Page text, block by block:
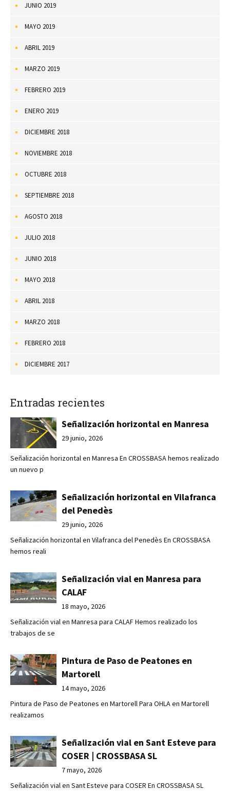
JUNIO 2019
MAYO 2019
ABRIL 2019
MARZO 2019
FEBRERO 2019
ENERO 2019
DICIEMBRE 2018
NOVIEMBRE 2018
OCTUBRE 2018
SEPTIEMBRE 2018
AGOSTO 2018
JULIO 2018
JUNIO 2018
MAYO 2018
ABRIL 2018
MARZO 2018
FEBRERO 2018
DICIEMBRE 2017
Entradas recientes
Señalización horizontal en Manresa
29 junio, 2026
Señalización horizontal en Manresa En CROSSBASA hemos realizado
un nuevo p
Señalización horizontal en Vilafranca
del Penedès
29 junio, 2026
Señalización horizontal en Vilafranca del Penedès En CROSSBASA
hemos reali
Señalización vial en Manresa para
CALAF
18 mayo, 2026
Señalización vial en Manresa para CALAF Hemos realizado los
trabajos de se
Pintura de Paso de Peatones en
Martorell
14 mayo, 2026
Pintura de Paso de Peatones en Martorell Para OHLA en Martorell
realizamos
Señalización vial en Sant Esteve para
COSER | CROSSBASA SL
7 mayo, 2026
Señalización vial en Sant Esteve para COSER En CROSSBASA SL